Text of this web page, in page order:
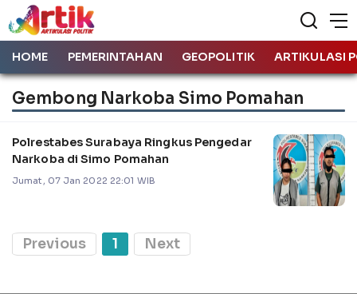
HOME PEMERINTAHAN GEOPOLITIK ARTIKULASI
Gembong Narkoba Simo Pomahan
Polrestabes Surabaya Ringkus Pengedar
Narkoba di Simo Pomahan
Jumat, 07 Jan 2022 22:01 WIB
Previous 1 Next